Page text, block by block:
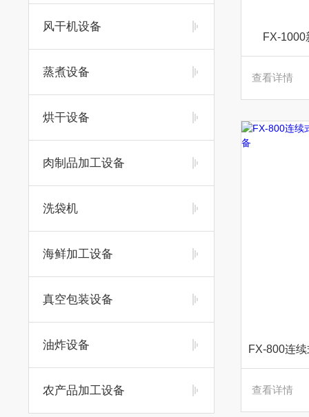
风干机设备
蒸煮设备
烘干设备
肉制品加工设备
洗袋机
海鲜加工设备
真空包装设备
油炸设备
农产品加工设备
FX-
查看详情
查看详情